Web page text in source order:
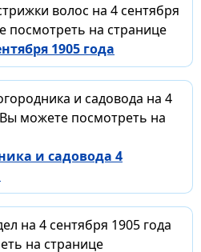
волос на 4 сентября
посмотреть на странице
1905 года
и садовода на 4
можете посмотреть на
и садовода 4
на 4 сентября 1905 года
на странице